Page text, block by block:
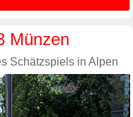
Münzen
Schätzspiels in Alpen